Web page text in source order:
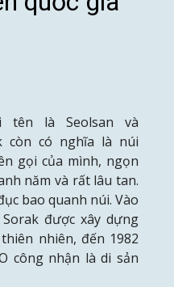
tên là Seolsan và
còn có nghĩa là núi
gọi của mình, ngọn
năm và rất lâu tan.
bao quanh núi. Vào
được xây dựng
nhiên, đến 1982
công nhận là di sản